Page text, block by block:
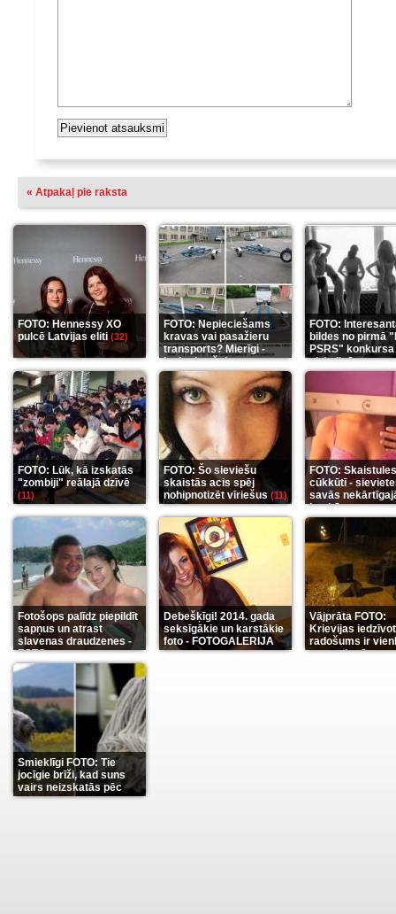
« Atpakaļ pie raksta
FOTO: Hennessy XO
pulcē Latvijas eliti(32)
FOTO: Nepieciešams
kravas vai pasažieru
transports? Mierīgi -
ieskaties šeit(35)
FOTO:
bildes no pirmā
PSRS" konkursa
aizkulisēm(12)
FOTO: Lūk, kā izskatās
"zombiji" reālajā dzīvē
(11)
FOTO: Šo sieviešu
skaistās acis spēj
nohipnotizēt vīriešus (11)
FOTO: Skaistules
cūkkūtī -
savās
istabās(12)
Fotošops palīdz piepildīt
sapņus un atrast
slavenas draudzenes -
FOTO(13)
Debešķīgi! 2014. gada
seksīgākie un karstākie
foto - FOTOGALERIJA
(9)
Vājprāta FOTO:
Krievijas
radošums ir
neaprakstāms
Smieklīgi FOTO: Tie
jocīgie brīži, kad suns
vairs neizskatās pēc
suņa(11)